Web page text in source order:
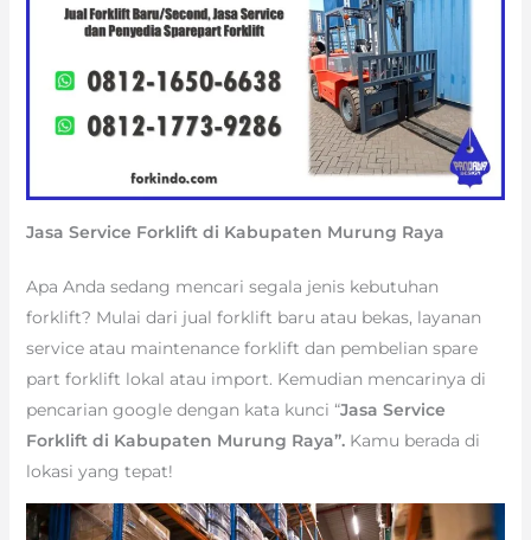
Jasa Service Forklift di Kabupaten Murung Raya
Apa Anda sedang mencari segala jenis kebutuhan
forklift? Mulai dari jual forklift baru atau bekas, layanan
service atau maintenance forklift dan pembelian spare
part forklift lokal atau import. Kemudian mencarinya di
pencarian google dengan kata kunci “Jasa Service
Forklift di Kabupaten Murung Raya”. Kamu berada di
lokasi yang tepat!